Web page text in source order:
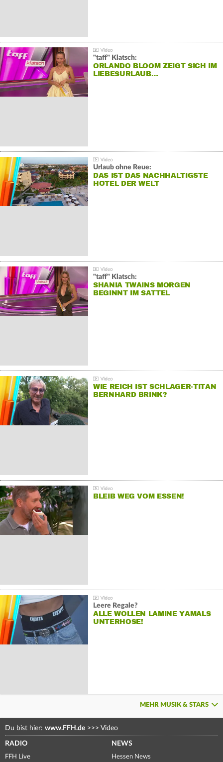
"taff" Klatsch:
ORLANDO BLOOM ZEIGT SICH IM
LIEBESURLAUB…
Urlaub ohne Reue:
DAS IST DAS NACHHALTIGSTE
HOTEL DER WELT
"taff" Klatsch:
SHANIA TWAINS MORGEN
BEGINNT IM SATTEL
WIE REICH IST SCHLAGER-TITAN
BERNHARD BRINK?
BLEIB WEG VOM ESSEN!
Leere Regale?
ALLE WOLLEN LAMINE YAMALS
UNTERHOSE!
MEHR MUSIK & STARS
Du bist hier: www.FFH.de >>> Video
RADIO
FFH Live
NEWS
Hessen News